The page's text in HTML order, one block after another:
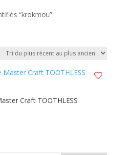
“krokmou”
Craft TOOTHLESS